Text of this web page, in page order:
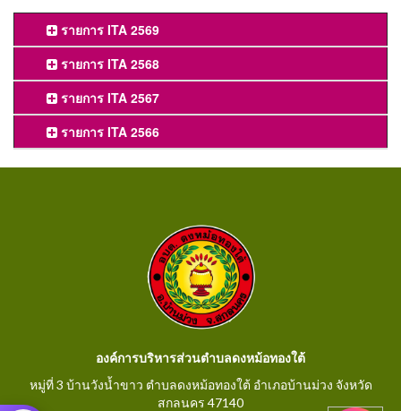
รายการ ITA 2569
รายการ ITA 2568
รายการ ITA 2567
รายการ ITA 2566
องค์การบริหารส่วนตำบลดงหม้อทองใต้
หมู่ที่ 3 บ้านวังน้ำขาว ตำบลดงหม้อทองใต้ อำเภอบ้านม่วง จังหวัด
สกลนคร 47140